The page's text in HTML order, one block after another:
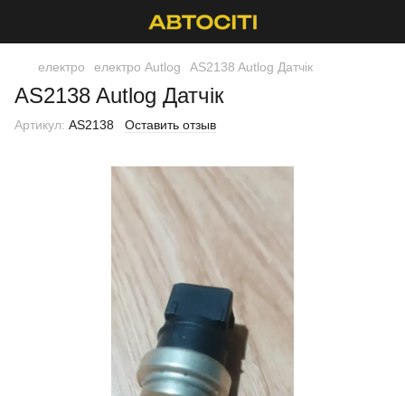
електро електро Autlog AS2138 Autlog Датчік
AS2138 Autlog Датчік
Артикул: AS2138 Оставить отзыв